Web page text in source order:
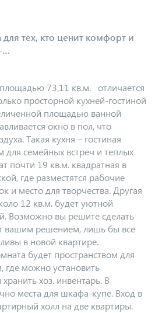
для тех, кто ценит комфорт и
…
73,11 кв.м. отличается
просторной кухней-гостиной
площадью ванной
окно в пол, что
Такая кухня – гостиная
семейных встреч и теплых
почти 19 кв.м. квадратная в
где разместятся рабочие
и место для творчества. Другая
12 кв.м. будет уютной
Возможно вы решите сделать
вашим решением, лишь бы все
в новой квартире.
будет пространством для
где можно установить
хоз. инвентарь. В
места для шкафа-купе. Вход в
холл на две квартиры.